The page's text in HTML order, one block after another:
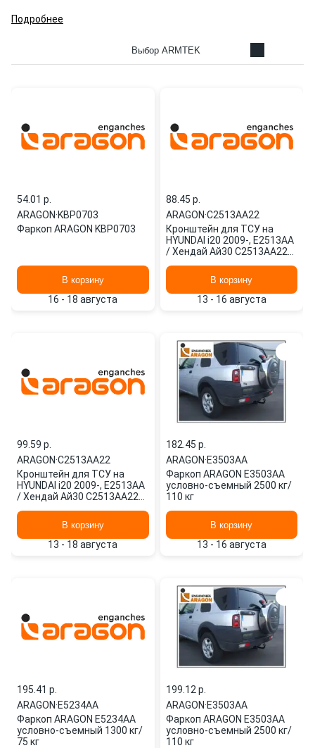
Подробнее
Выбор ARMTEK
54.01 p.
ARAGON·KBP0703
Фаркоп ARAGON KBP0703
В корзину
16 - 18 августа
88.45 p.
ARAGON·C2513AA22
Кронштейн для ТСУ на
HYUNDAI i20 2009-, E2513AA
/ Хендай Ай30 C2513AA22
В корзину
13 - 16 августа
99.59 p.
ARAGON·C2513AA22
Кронштейн для ТСУ на
HYUNDAI i20 2009-, E2513AA
/ Хендай Ай30 C2513AA22
В корзину
13 - 18 августа
182.45 p.
ARAGON·E3503AA
Фаркоп ARAGON E3503AA
условно-съемный 2500 кг/
110 кг
В корзину
13 - 16 августа
195.41 p.
ARAGON·E5234AA
Фаркоп ARAGON E5234AA
условно-съемный 1300 кг/
75 кг
199.12 p.
ARAGON·E3503AA
Фаркоп ARAGON E3503AA
условно-съемный 2500 кг/
110 кг